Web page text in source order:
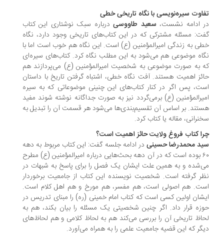
سیره‌نویسی با نگاه تاریخی خطی
ادامه نشست،سعید طاووسیدرباره سبک نوشتاری این کتاب
مسئله مشترکی که در این کتاب‌های تاریخی وجود دارد، نگاه
به زندگی امیرالمؤمنین (ع) است. این نگاه هم خوب است اما با
موضوعی هم می‌شود به این مطلب نگاه کرد. کتاب‌های سیره‌ای
به صورت موضوعی به شخصیت امیرالمؤمنین (ع) می‌پردازند هم
اهمیت هستند. آفت نگاه خطی، اشتباه گرفتن تاریخ با داستان
پس اگر در کنار کتاب‌های این چنینی موضوعاتی که به سیره
(ع) برمی‌گردد نیز به صورت جداگانه نوشته شوند مفید
بر اساس آن تقسیم‌بندی‌ها می‌شود هر قسمت آن را تبدیل به
مقاله یا کتاب کرد.
کتاب فروغ ولایت حائز اهمیت است؟
محمدرضا حسینیدر ادامه جلسه گفت: این کتاب مربوط به دهه
۶۰ بوده است که در آن دهه بحث‌هایی درباره امیرالمؤمنین (ع) مطرح
و به همین علت ایشان یک فصل را برای پاسخ به شبهات در
گرفته است. شخصیت نویسنده این کتاب از جامعیت برخوردار
هم اصولی است، هم مفسر، هم مورخ و هم اهل کلام است.
اولین کسی است که کتاب امام خمینی (ره) را مبنای تدریس در
قرار داد. اگر چنین شخصیتی یک مسئله را بیان بکند، هم به
تاریخی آن را بررسی می‌کند هم به لحاظ کلامی و هم لحاظ‌های
که این قضیه جامعیت علمی را به همراه می‌آورد.